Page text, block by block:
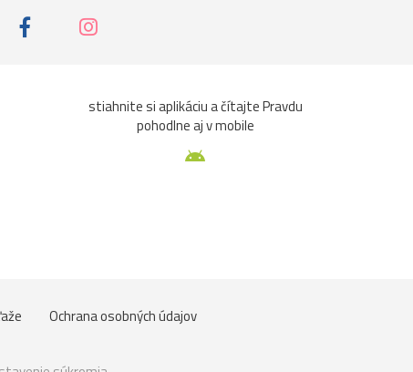
stiahnite si aplikáciu a čítajte Pravdu
pohodlne aj v mobile
Ochrana osobných údajov